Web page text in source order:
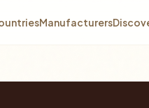
Manufacturers